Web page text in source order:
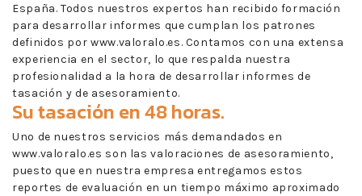
España. Todos nuestros expertos han recibido formación
para desarrollar informes que cumplan los patrones
definidos por www.valoralo.es. Contamos con una extensa
experiencia en el sector, lo que respalda nuestra
profesionalidad a la hora de desarrollar informes de
tasación y de asesoramiento.
Su tasación en 48 horas.
Uno de nuestros servicios más demandados en
www.valoralo.es son las valoraciones de asesoramiento,
puesto que en nuestra empresa entregamos estos
reportes de evaluación en un tiempo máximo aproximado